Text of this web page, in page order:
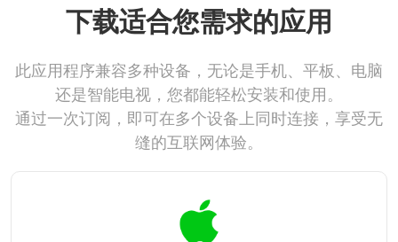
下载适合您需求的应用
此应用程序兼容多种设备，无论是手机、平板、电脑
还是智能电视，您都能轻松安装和使用。
通过一次订阅，即可在多个设备上同时连接，享受无
缝的互联网体验。